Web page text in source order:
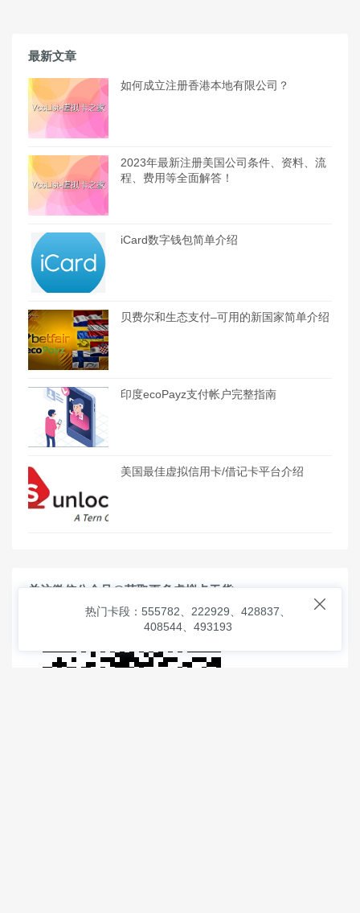
最新文章
如何成立注册香港本地有限公司？
2023年最新注册美国公司条件、资料、流
程、费用等全面解答！
iCard数字钱包简单介绍
贝费尔和生态支付–可用的新国家简单介绍
印度ecoPayz支付帐户完整指南
美国最佳虚拟信用卡/借记卡平台介绍
关注微信公众号@获取更多虚拟卡干货

热门卡段：555782、222929、428837、
408544、493193